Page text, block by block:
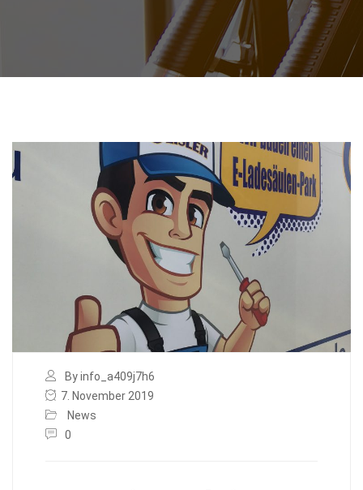
By info_a409j7h6
7. November 2019
News
0